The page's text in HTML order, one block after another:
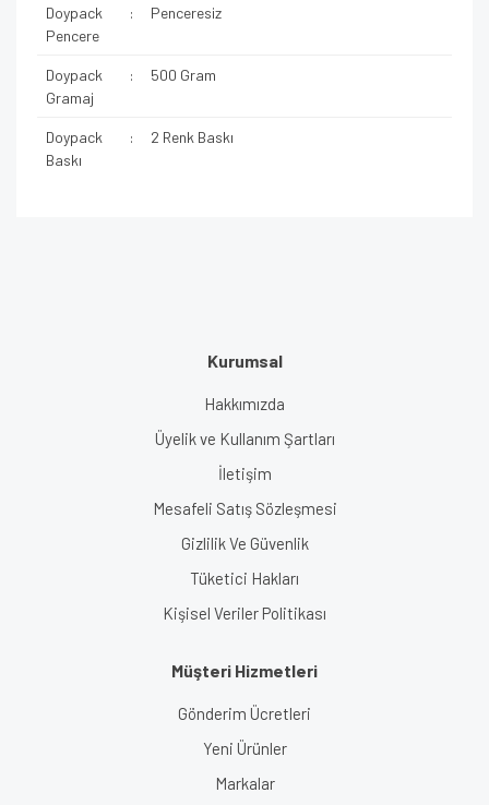
Doypack
Pencere
: Penceresiz
Doypack
Gramaj
: 500 Gram
Doypack
Baskı
: 2 Renk Baskı
Kurumsal
Hakkımızda
Üyelik ve Kullanım Şartları
İletişim
Mesafeli Satış Sözleşmesi
Gizlilik Ve Güvenlik
Tüketici Hakları
Kişisel Veriler Politikası
Müşteri Hizmetleri
Gönderim Ücretleri
Yeni Ürünler
Markalar